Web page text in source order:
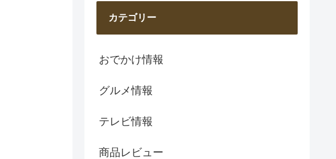
カテゴリー
おでかけ情報
グルメ情報
テレビ情報
商品レビュー